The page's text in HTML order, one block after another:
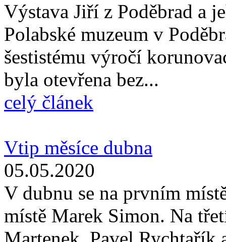
Výstava Jiří z Poděbrad a
Polabské muzeum v
šestistému výročí
byla otevřena bez...
celý článek
Vtip měsíce dubna
05.05.2020
V dubnu se na prvním
místě Marek Simon. Na